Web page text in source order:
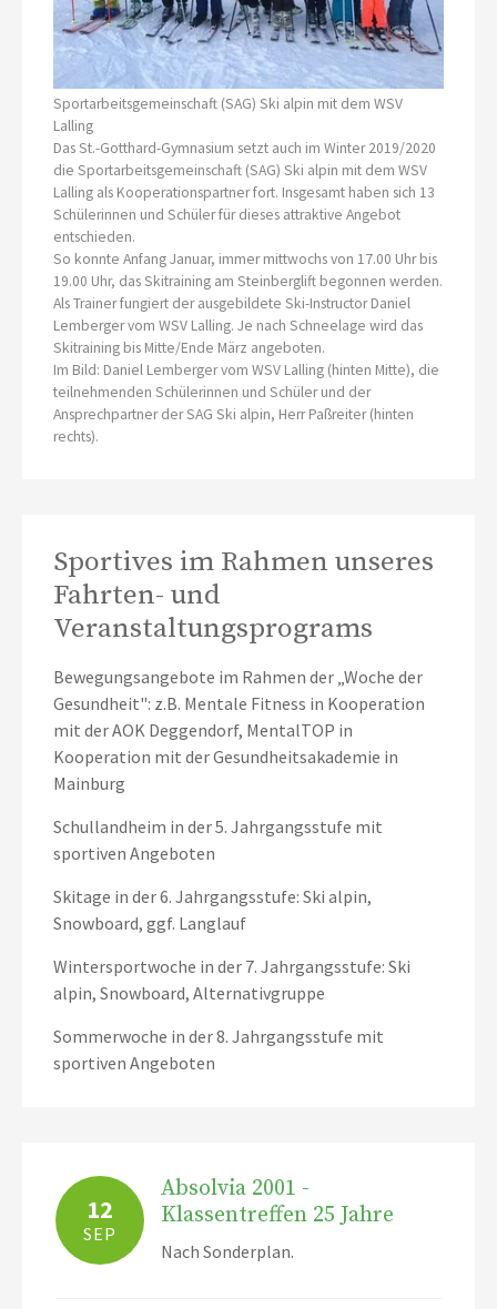
Sportarbeitsgemeinschaft (SAG) Ski alpin mit dem WSV
Lalling
Das St.-Gotthard-Gymnasium setzt auch im Winter 2019/2020
die Sportarbeitsgemeinschaft (SAG) Ski alpin mit dem WSV
Lalling als Kooperationspartner fort. Insgesamt haben sich 13
Schülerinnen und Schüler für dieses attraktive Angebot
entschieden.
So konnte Anfang Januar, immer mittwochs von 17.00 Uhr bis
19.00 Uhr, das Skitraining am Steinberglift begonnen werden.
Als Trainer fungiert der ausgebildete Ski-Instructor Daniel
Lemberger vom WSV Lalling. Je nach Schneelage wird das
Skitraining bis Mitte/Ende März angeboten.
Im Bild: Daniel Lemberger vom WSV Lalling (hinten Mitte), die
teilnehmenden Schülerinnen und Schüler und der
Ansprechpartner der SAG Ski alpin, Herr Paßreiter (hinten
rechts).
Sportives im Rahmen unseres
Fahrten- und
Veranstaltungsprograms
Bewegungsangebote im Rahmen der „Woche der
Gesundheit": z.B. Mentale Fitness in Kooperation
mit der AOK Deggendorf, MentalTOP in
Kooperation mit der Gesundheitsakademie in
Mainburg
Schullandheim in der 5. Jahrgangsstufe mit
sportiven Angeboten
Skitage in der 6. Jahrgangsstufe: Ski alpin,
Snowboard, ggf. Langlauf
Wintersportwoche in der 7. Jahrgangsstufe: Ski
alpin, Snowboard, Alternativgruppe
Sommerwoche in der 8. Jahrgangsstufe mit
sportiven Angeboten
12
SEP
Absolvia 2001 -
Klassentreffen 25 Jahre
Nach Sonderplan.